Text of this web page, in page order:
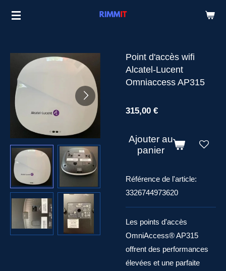
Passer
principal
Point d'accès wifi
Alcatel-Lucent
Omniaccess AP315
315,00 €
Ajouter au
panier
Référence de l'article:
3326744973620
Les points d'accès
OmniAccess® AP315
offrent des performances
élevées et une parfaite